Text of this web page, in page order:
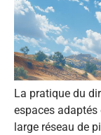
La pratique du
espaces adaptés
large réseau de